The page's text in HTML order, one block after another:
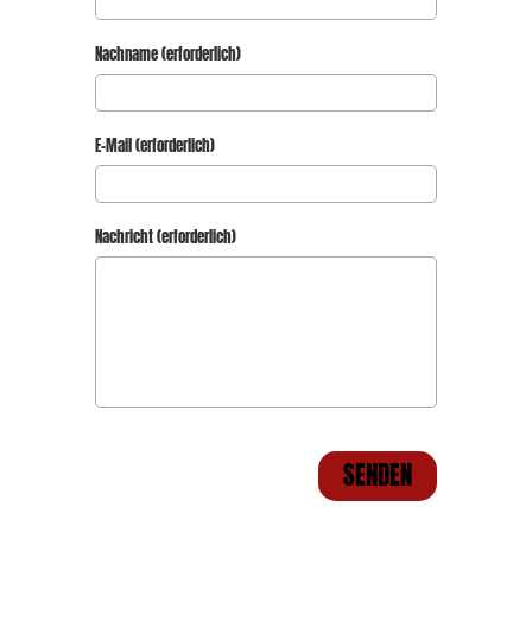
Nachname (erforderlich)
E-Mail (erforderlich)
Nachricht (erforderlich)